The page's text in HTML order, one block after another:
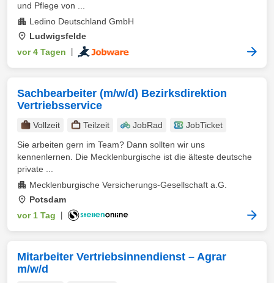
und Pflege von ...
Ledino Deutschland GmbH
Ludwigsfelde
vor 4 Tagen
Sachbearbeiter (m/w/d) Bezirksdirektion
Vertriebsservice
Vollzeit Teilzeit JobRad
JobTicket
Sie arbeiten gern im Team? Dann sollten wir uns
kennenlernen. Die Mecklenburgische ist die älteste deutsche
private ...
Mecklenburgische Versicherungs-Gesellschaft a.G.
Potsdam
vor 1 Tag
Mitarbeiter Vertriebsinnendienst – Agrar
m/w/d